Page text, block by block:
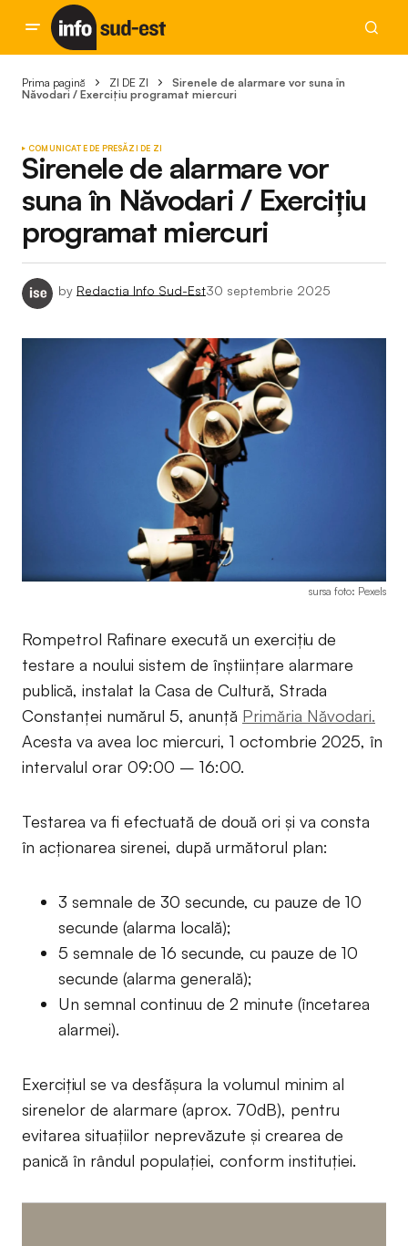
Prima pagină ZI DE ZI
Sirenele de alarmare vor suna în
Năvodari / Exercițiu programat miercuri
COMUNICATE DE PRESĂZI DE ZI
Sirenele de alarmare vor
suna în Năvodari / Exercițiu
programat miercuri
by Redactia Info Sud-Est30 septembrie 2025
sursa foto: Pexels
Rompetrol Rafinare execută un exercițiu de
testare a noului sistem de înștiințare alarmare
publică, instalat la Casa de Cultură, Strada
Constanței numărul 5, anunță Primăria Năvodari.
Acesta va avea loc miercuri, 1 octombrie 2025, în
intervalul orar 09:00 – 16:00.
Testarea va fi efectuată de două ori și va consta
în acționarea sirenei, după următorul plan:
3 semnale de 30 secunde, cu pauze de 10
secunde (alarma locală);
5 semnale de 16 secunde, cu pauze de 10
secunde (alarma generală);
Un semnal continuu de 2 minute (încetarea
alarmei).
Exercițiul se va desfășura la volumul minim al
sirenelor de alarmare (aprox. 70dB), pentru
evitarea situațiilor neprevăzute și crearea de
panică în rândul populației, conform instituției.